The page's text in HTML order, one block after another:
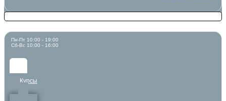
Пн-Пт 10:00 - 19:00
Сб-Вс 10:00 - 16:00
Курсы